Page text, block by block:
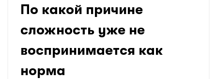
По какой причине
сложность уже не
воспринимается как
норма